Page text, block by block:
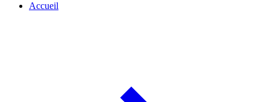
Accueil